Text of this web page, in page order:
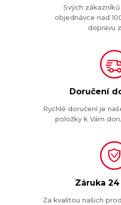
Svých
objednávce nad
dopravu
Doručení
Rychlé doručení je
položky k Vám
Záruka 24
Za kvalitou našich